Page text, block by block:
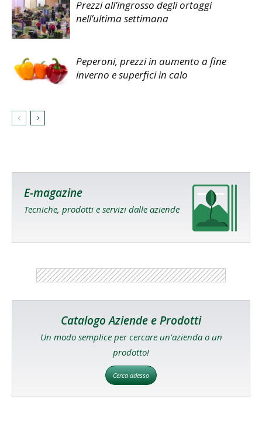
Prezzi all’ingrosso degli ortaggi
nell’ultima settimana
Peperoni, prezzi in aumento a fine
inverno e superfici in calo
E-magazine
Tecniche, prodotti e servizi dalle aziende
Catalogo Aziende e Prodotti
Un modo semplice per cercare un'azienda o un
prodotto!
Cerca adesso